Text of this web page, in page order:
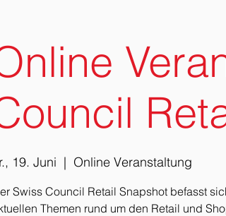
19. Juni
  |
Online Veranstaltung
Swiss Council Retail Snapshot befasst
Themen rund um den Retail und